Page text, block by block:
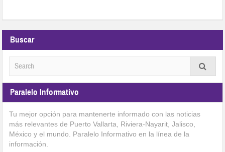
Buscar
Paralelo Informativo
Tu mejor opción para mantenerte informado con las noticias
más relevantes de Puerto Vallarta, Riviera-Nayarit, Jalisco,
México y el mundo. Paralelo Informativo en la línea de la
información.